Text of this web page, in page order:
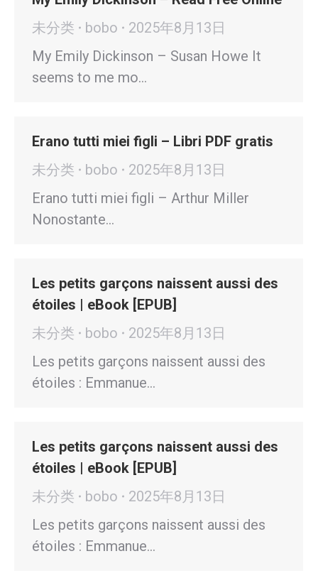
未分类
bobo
2025年8月13日
My Emily Dickinson – Susan Howe It
seems to me mo…
Erano tutti miei figli – Libri PDF gratis
未分类
bobo
2025年8月13日
Erano tutti miei figli – Arthur Miller
Nonostante…
Les petits garçons naissent aussi des
étoiles | eBook [EPUB]
未分类
bobo
2025年8月13日
Les petits garçons naissent aussi des
étoiles : Emmanue…
Les petits garçons naissent aussi des
étoiles | eBook [EPUB]
未分类
bobo
2025年8月13日
Les petits garçons naissent aussi des
étoiles : Emmanue…